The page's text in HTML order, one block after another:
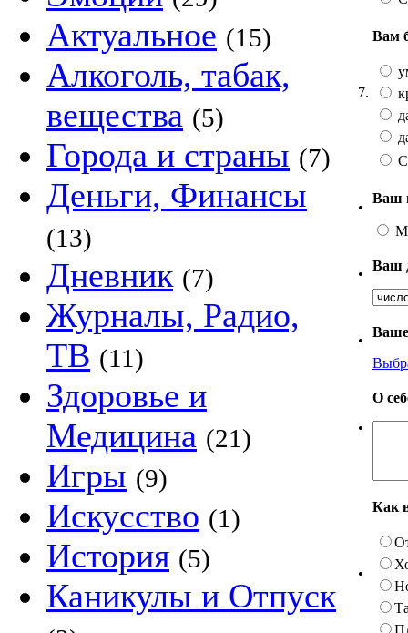
Актуальное (15)
Алкоголь, табак,
вещества (5)
Города и страны (7)
Деньги, Финансы
(13)
Дневник (7)
Журналы, Радио,
ТВ (11)
Здоровье и
Медицина (21)
Игры (9)
Искусство (1)
История (5)
Каникулы и Отпуск
7.
Вам
•
Ваш
•
Ваш
•
Ваше
•
О
•
Как